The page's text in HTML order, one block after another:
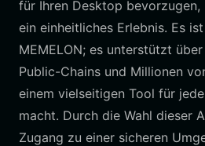
für Ihren Desktop
ein einheitliches Erlebnis. Es
MEMELON; es unterstützt
Public-Chains und Millionen
einem vielseitigen Tool für
macht. Durch die Wahl dieser
Zugang zu einer sicheren